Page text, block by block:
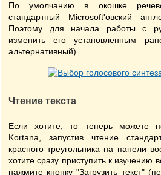
По умолчанию в окошке
стандартный Microsoft'овский
Поэтому для начала работы с
изменить его установленным
альтернативный).
Чтение текста
Если хотите, то теперь можете
Kortana, запустив чтение
красного треугольника на панели
хотите сразу приступить к изучению
нажмите кнопку "Загрузить текст"